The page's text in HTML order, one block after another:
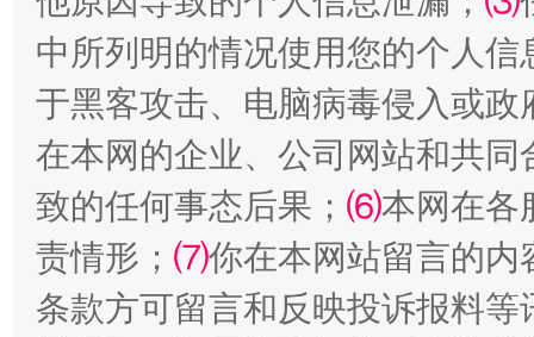
受贿1.44亿！段成刚被判无期
中所列明的情况使用您的个人
于黑客攻击、电脑病毒侵入或
在本网的企业、公司网站和共
致的任何事态后果； ⑹本网在各
责情形； ⑺你在本网站留言的内
条款方可留言和反映投诉报料